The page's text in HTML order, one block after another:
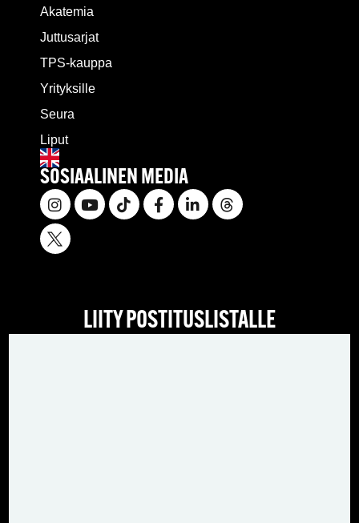
Akatemia
Juttusarjat
TPS-kauppa
Yrityksille
Seura
Liput
SOSIAALINEN MEDIA
LIITY POSTITUSLISTALLE